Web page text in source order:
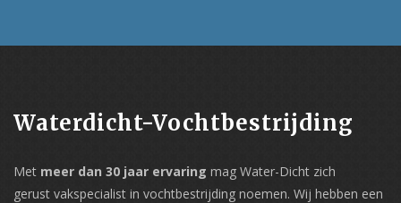
Waterdicht-Vochtbestrijding
Met meer dan 30 jaar ervaring mag Water-Dicht zich
gerust vakspecialist in vochtbestrijding noemen. Wij hebben een